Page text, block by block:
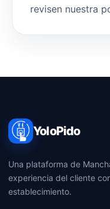
revisen nuestra
YoloPido
Una plataforma de
experiencia del cliente
establecimiento.